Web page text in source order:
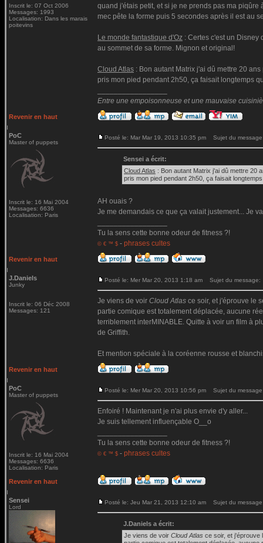
Inscrit le: 07 Oct 2006
Messages: 1993
Localisation: Dans les marais
poitevins
quand j'étais petit, et si je ne prends pas ma
mec pête la forme puis 5 secondes après il est au
Le monde fantastique d'Oz : Certes c'est un Disney
au sommet de sa forme. Mignon et original!
Cloud Atlas : Bon autant Matrix j'ai dû mettre 20
pris mon pied pendant 2h50, ça faisait longtemps
Entre une empoisonneuse et une mauvaise
Revenir en haut
PoC
Master of puppets
Inscrit le: 16 Mai 2004
Messages: 6636
Localisation: Paris
Posté le: Mar Mar 19, 2013 10:35 pm Sujet du
Sensei a écrit:
Cloud Atlas : Bon autant Matrix j'ai dû mettre 20
pris mon pied pendant 2h50, ça faisait
AH ouais ?
Je me demandais ce que ça valait justement... Je
Tu la sens cette bonne odeur de fitness ?!
© € ™ $ - phrases cultes
Revenir en haut
J.Daniels
Junky
Inscrit le: 06 Déc 2008
Messages: 121
Posté le: Mer Mar 20, 2013 1:18 am Sujet du message:
Je viens de voir Cloud Atlas ce soir, et j'éprouve le
partie comique est totalement déplacée, aucune
terriblement interMINABLE. Quitte à voir un film à
de Griffith.
Et mention spéciale à la coréenne rousse et
Revenir en haut
PoC
Master of puppets
Inscrit le: 16 Mai 2004
Messages: 6636
Localisation: Paris
Posté le: Mer Mar 20, 2013 10:56 pm Sujet du
Enfoiré ! Maintenant je n'ai plus envie d'y aller...
Je suis tellement influençable O__o
Tu la sens cette bonne odeur de fitness ?!
© € ™ $ - phrases cultes
Revenir en haut
Sensei
Lord
Posté le: Jeu Mar 21, 2013 12:10 am Sujet du
J.Daniels a écrit:
Je viens de voir Cloud Atlas ce soir, et j'éprouve